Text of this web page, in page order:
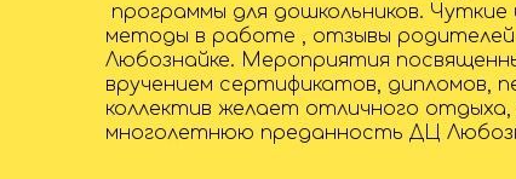
программы для дошкольников.
методы в работе , отзывы
Любознайке. Мероприятия
вручением сертификатов, дипломов,
коллектив желает отличного
многолетнюю преданность ДЦ